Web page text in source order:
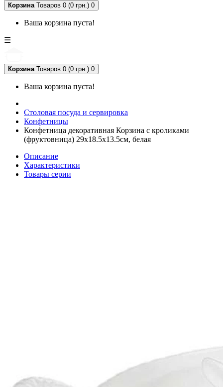
Корзина Товаров 0 (0 грн.) 0
Ваша корзина пуста!
☰
Корзина Товаров 0 (0 грн.) 0
Ваша корзина пуста!
Столовая посуда и сервировка
Конфетницы
Конфетница декоративная Корзина с кроликами
(фруктовница) 29х18.5х13.5см, белая
Описание
Характеристики
Товары серии